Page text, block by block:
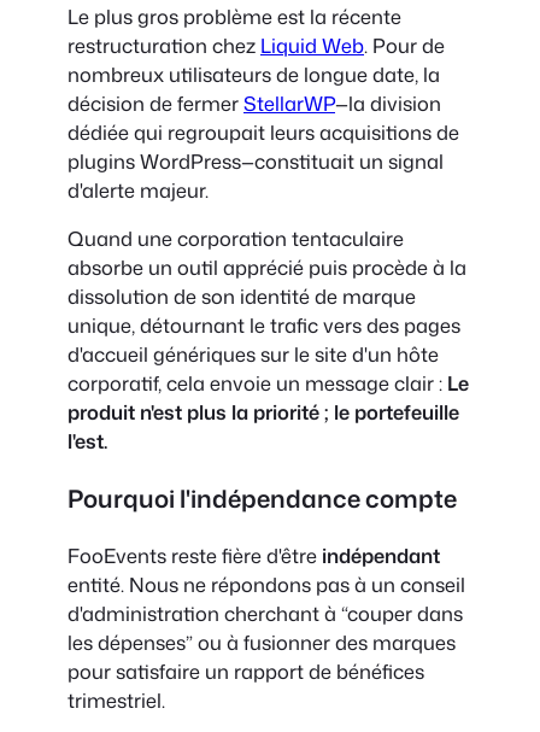
Le plus gros problème est la récente
restructuration chez Liquid Web. Pour de
nombreux utilisateurs de longue date, la
décision de fermerStellarWP—la division
dédiée qui regroupait leurs acquisitions de
plugins WordPress—constituait un signal
d'alerte majeur.
Quand une corporation tentaculaire
absorbe un outil apprécié puis procède à la
dissolution de son identité de marque
unique, détournant le trafic vers des pages
d'accueil génériques sur le site d'un hôte
corporatif, cela envoie un message clair : Le
produit n'est plus la priorité ; le portefeuille
l'est.
Pourquoi l'indépendance compte
FooEvents reste fière d'être indépendant
entité. Nous ne répondons pas à un conseil
d'administration cherchant à “couper dans
les dépenses” ou à fusionner des marques
pour satisfaire un rapport de bénéfices
trimestriel.